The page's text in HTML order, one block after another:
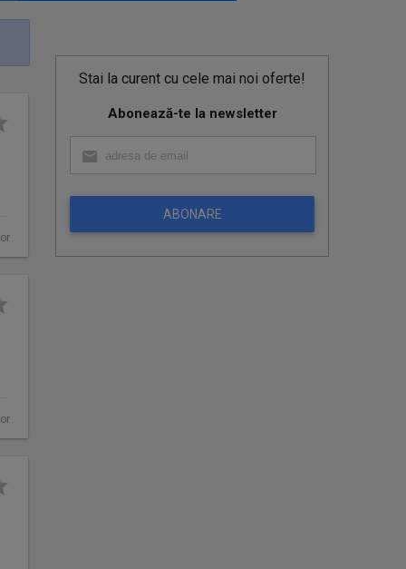
Stai la curent cu cele mai noi oferte!
Abonează-te la newsletter
ABONARE